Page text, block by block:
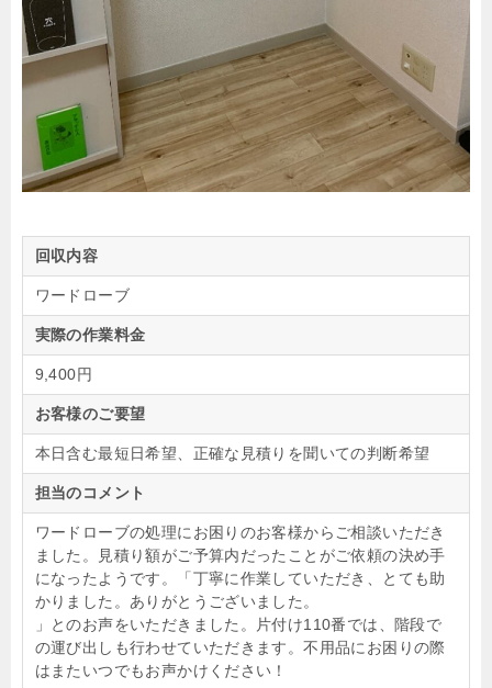
回収内容
ワードローブ
実際の作業料金
9,400円
お客様のご要望
本日含む最短日希望、正確な見積りを聞いての判断希望
担当のコメント
ワードローブの処理にお困りのお客様からご相談いただき
ました。見積り額がご予算内だったことがご依頼の決め手
になったようです。「丁寧に作業していただき、とても助
かりました。ありがとうございました。
」とのお声をいただきました。片付け110番では、階段で
の運び出しも行わせていただきます。不用品にお困りの際
はまたいつでもお声かけください！